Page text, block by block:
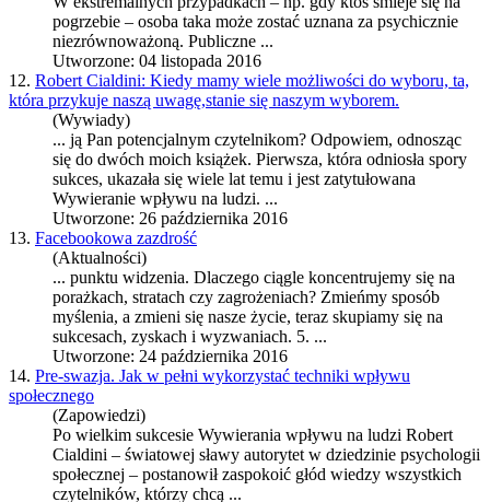
pogrzebie – osoba taka może zostać uznana za psychicznie
niezrównoważoną. Publiczne ...
Utworzone: 04 listopada 2016
12. Robert Cialdini: Kiedy mamy wiele możliwości do wyboru, ta,
która przykuje naszą uwagę,stanie się naszym wyborem.
(Wywiady)
... ją Pan potencjalnym czytelnikom? Odpowiem, odnosząc
się do dwóch moich książek. Pierwsza, która odniosła spory
sukces, ukazała się wiele lat temu i jest zatytułowana
Wywieranie wpływu na ludzi. ...
Utworzone: 26 października 2016
13. Facebookowa zazdrość
(Aktualności)
... punktu widzenia. Dlaczego ciągle koncentrujemy się na
porażkach, stratach czy zagrożeniach? Zmieńmy sposób
myślenia, a zmieni się nasze życie, teraz skupiamy się na
sukcesach, zyskach i wyzwaniach. 5. ...
Utworzone: 24 października 2016
14. Pre-swazja. Jak w pełni wykorzystać techniki wpływu
społecznego
(Zapowiedzi)
Po wielkim sukcesie Wywierania wpływu na ludzi Robert
Cialdini – światowej sławy autorytet w dziedzinie psychologii
społecznej – postanowił zaspokoić głód wiedzy wszystkich
czytelników, którzy chcą ...